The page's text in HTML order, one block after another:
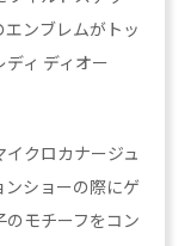
ンブレムがトッ
ィ ディオー
クロカナージュ
ショーの際にゲ
モチーフをコン